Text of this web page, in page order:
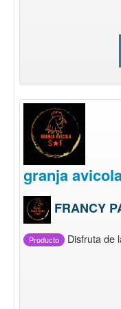
granja
FRANCY
Producto Disfruta de